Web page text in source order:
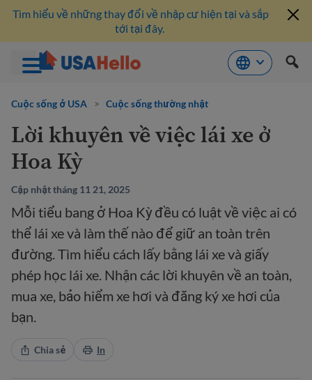
qua
Tìm hiểu về những thay đổi về nhập cư hiện tại và sắp
tới tại đây.
Cuộc sống ở USA > Cuộc sống thường nhật
Lời khuyên về việc lái xe ở
Hoa Kỳ
Cập nhật tháng 11 21, 2025
Mỗi tiểu bang ở Hoa Kỳ đều có luật về việc ai có
thể lái xe và làm thế nào để giữ an toàn trên
đường. Tìm hiểu cách lấy bằng lái xe và giấy
phép học lái xe. Nhận các lời khuyên về an toàn,
mua xe, bảo hiểm xe hơi và đăng ký xe hơi của
bạn.
Chia sẻ In